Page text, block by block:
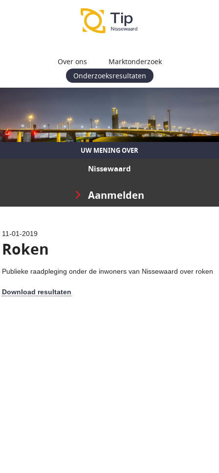
Over ons
Marktonderzoek
Onderzoeksresultaten
UW MENING OVER
Nissewaard
Aanmelden
11-01-2019
Roken
Publieke raadpleging onder de inwoners van Nissewaard over roken
Download resultaten